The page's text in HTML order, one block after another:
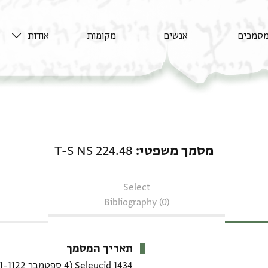
מסמכים אנשים מקומות אודות
מסמך משפטי T-S NS 224.48
Select
Bibliography (0)
תאריך המסמך